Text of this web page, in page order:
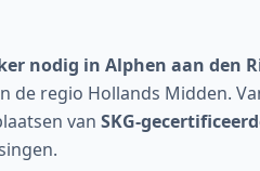
nodig in Alphen aan den
de regio Hollands Midden.
van SKG-